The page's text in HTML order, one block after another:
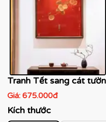
Tranh Tết sang cát
Giá: 675.000đ
Kích thước